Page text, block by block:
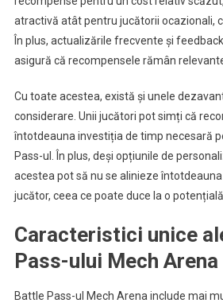
atractivă atât pentru jucătorii ocazionali,
În plus, actualizările frecvente și
asigură că recompensele rămân
Cu toate acestea, există și unele
considerare. Unii jucători pot simți că
întotdeauna investiția de timp necesară
Pass-ul. În plus, deși opțiunile de
acestea pot să nu se alinieze
jucător, ceea ce poate duce la o
Caracteristici unice
Pass-ului Mech Arena
Battle Pass-ul Mech Arena include mai